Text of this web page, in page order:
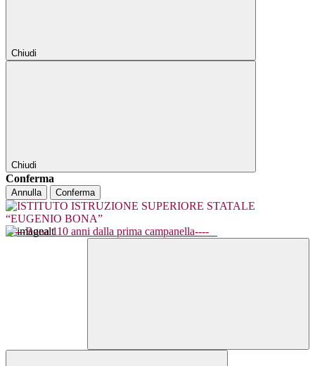
Chiudi
Chiudi
Conferma
Annulla Conferma
----Bona 110 anni dalla prima campanella----